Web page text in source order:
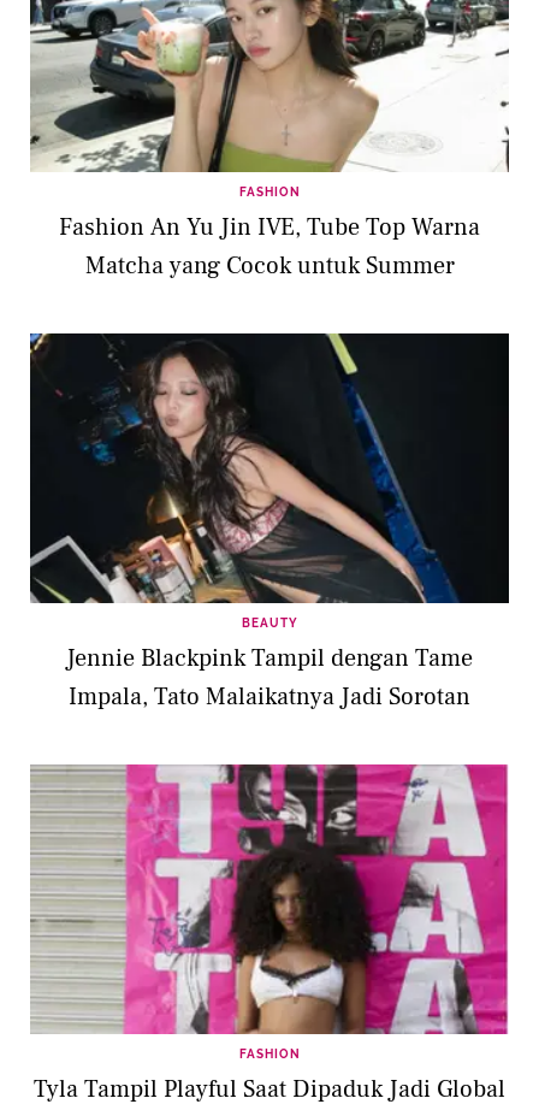
FASHION
Fashion An Yu Jin IVE, Tube Top Warna
Matcha yang Cocok untuk Summer
BEAUTY
Jennie Blackpink Tampil dengan Tame
Impala, Tato Malaikatnya Jadi Sorotan
FASHION
Tyla Tampil Playful Saat Dipaduk Jadi Global